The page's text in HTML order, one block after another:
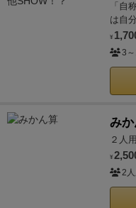
「自
は自
¥
3
み
２人
¥
2人